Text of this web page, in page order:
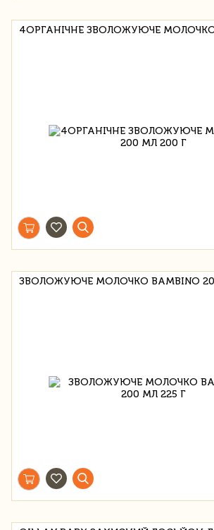
4ОРГАНІЧНЕ ЗВОЛОЖУЮЧЕ МОЛОЧКО
ЗВОЛОЖУЮЧЕ МОЛОЧКО BAMBINO